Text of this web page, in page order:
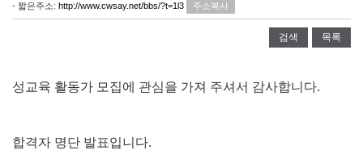
- 짧은주소: http://www.cwsay.net/bbs/?t=1l3 주소복사
검색 목록
성교육 활동가 모집에 관심을 가져 주셔서 감사합니다.
합격자 명단 발표입니다.